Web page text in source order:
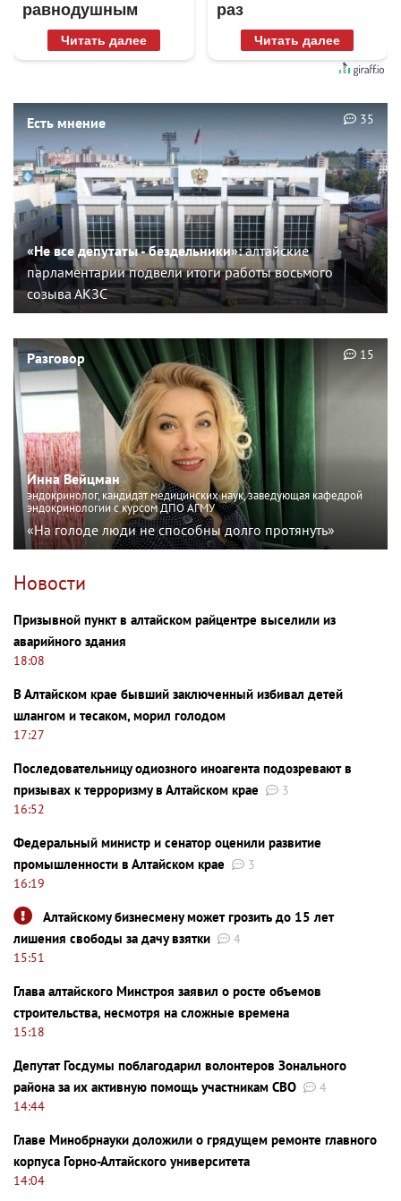
равнодушным
Читать далее
раз
Читать далее
Есть мнение
«Не все депутаты - бездельники»:алтайские
парламентарии подвели итоги работы восьмого
созыва АКЗС
35
Разговор
Инна Вейцман
эндокринолог, кандидат медицинских наук, заведующая кафедрой
эндокринологии с курсом ДПО АГМУ
«На голоде люди не способны долго протянуть»
15
Новости
Призывной пункт в алтайском райцентре выселили из
аварийного здания
18:08
В Алтайском крае бывший заключенный избивал детей
шлангом и тесаком, морил голодом
17:27
Последовательницу одиозного иноагента подозревают в
призывах к терроризму в Алтайском крае
3
16:52
Федеральный министр и сенатор оценили развитие
промышленности в Алтайском крае
3
16:19
Алтайскому бизнесмену может грозить до 15 лет
лишения свободы за дачу взятки
4
15:51
Глава алтайского Минстроя заявил о росте объемов
строительства, несмотря на сложные времена
15:18
Депутат Госдумы поблагодарил волонтеров Зонального
района за их активную помощь участникам СВО
4
14:44
Главе Минобрнауки доложили о грядущем ремонте главного
корпуса Горно-Алтайского университета
14:04